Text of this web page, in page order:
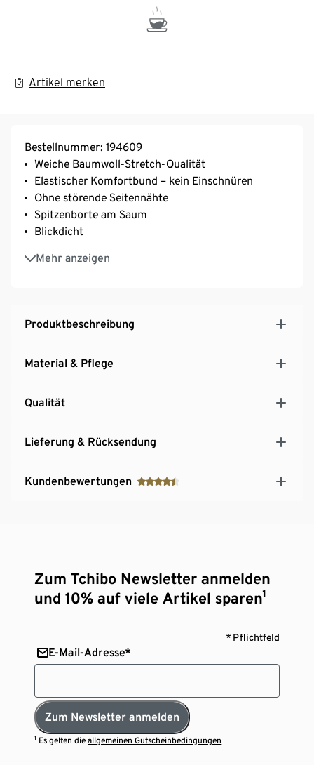
Artikel merken
Bestellnummer: 194609
Weiche Baumwoll-Stretch-Qualität
Elastischer Komfortbund – kein Einschnüren
Ohne störende Seitennähte
Spitzenborte am Saum
Blickdicht
Mehr anzeigen
Mit Elasthan: formbeständig, perfekter Sitz, hoher
Tragekomfort
Produktbeschreibung
Material & Pflege
Qualität
Lieferung & Rücksendung
Kundenbewertungen
Zum Tchibo Newsletter anmelden
und 10% auf viele Artikel sparen¹
* Pflichtfeld
E-Mail-Adresse*
Zum Newsletter anmelden
¹ Es gelten dieallgemeinen Gutscheinbedingungen